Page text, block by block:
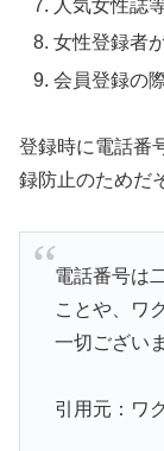
人気女性誌
女性登録者
会員登録の
登録時に電話番
録防止のためだ
電話番号は
ことや、ワ
一切ござい
引用元：ワ